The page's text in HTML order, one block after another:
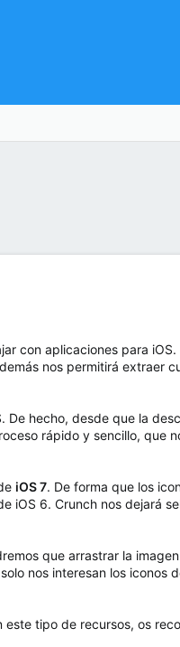
con aplicaciones para iOS.
nos permitirá extraer
hecho, desde que la
rápido y sencillo, que
iOS 7. De forma que los
iOS 6. Crunch nos dejará
que arrastrar la
nos interesan los iconos
tipo de recursos, os